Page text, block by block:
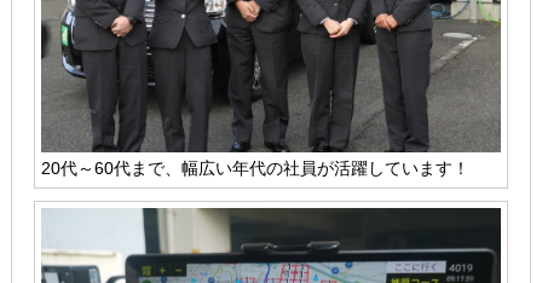
20代～60代まで、幅広い年代の社員が活躍しています！